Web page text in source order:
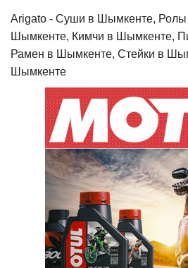
Arigato - Cуши в Шымкенте, Ролы
Шымкенте, Кимчи в Шымкенте,
Рамен в Шымкенте, Стейки в
Шымкенте